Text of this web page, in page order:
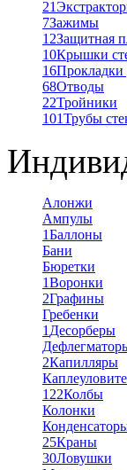
21
7Зажимы
12Защитная
10Крышки
16Прокладки
68Отводы
22Тройники
101Трубы
Алонжи
Ампулы
1Баллоны
Бани
Бюретки
1Воронки
2Графины
Гребенки
1 Десорберы
2Капилляры
122Колбы
Колонки
25Краны
30Ловушки